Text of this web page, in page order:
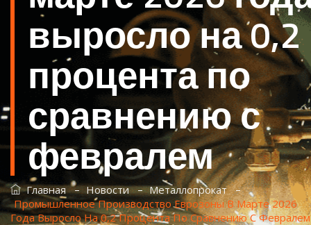
выросло на 0,2
процента по
сравнению с
февралем
Главная–Новости–Металлопрокат–
Промышленное Производство Еврозоны В Марте 2026
Года Выросло На 0,2 Процента По Сравнению С Февралем